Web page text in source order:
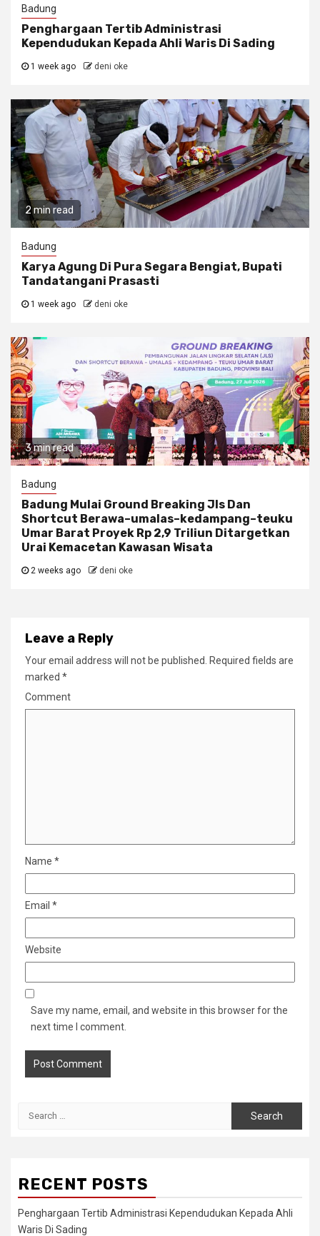
Badung
Penghargaan Tertib Administrasi
Kependudukan Kepada Ahli Waris Di Sading
1 week ago deni oke
2 min read
Badung
Karya Agung Di Pura Segara Bengiat, Bupati
Tandatangani Prasasti
1 week ago deni oke
3 min read
Badung
Badung Mulai Ground Breaking Jls Dan
Shortcut Berawa–umalas–kedampang–teuku
Umar Barat Proyek Rp 2,9 Triliun Ditargetkan
Urai Kemacetan Kawasan Wisata
2 weeks ago deni oke
Leave a Reply
Your email address will not be published.
Required fields are
marked *
Comment
Name *
Email *
Website
Save my name, email, and website in this browser for the
next time I comment.
RECENT POSTS
Penghargaan Tertib Administrasi Kependudukan Kepada Ahli
Waris Di Sading